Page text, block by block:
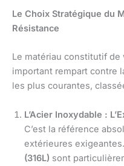
Le Choix Stratégique du
Résistance
Le matériau constitutif de
important rempart contre
les plus courantes,
L’Acier Inoxydable :
C’est la référence
extérieures
(316L) sont